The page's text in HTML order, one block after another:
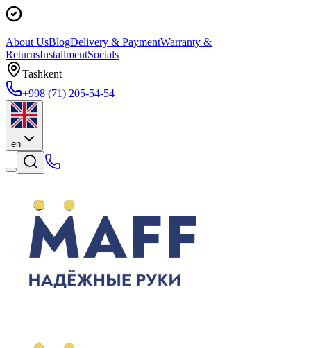
About UsBlogDelivery & PaymentWarranty &
ReturnsInstallmentSocials
Tashkent
+998 (71) 205-54-54
en